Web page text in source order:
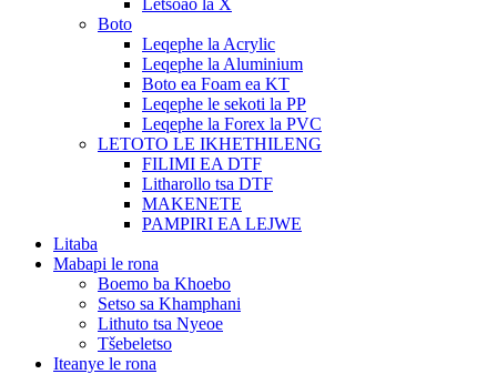
Letšoao la X
Boto
Leqephe la Acrylic
Leqephe la Aluminium
Boto ea Foam ea KT
Leqephe le sekoti la PP
Leqephe la Forex la PVC
LETOTO LE IKHETHILENG
FILIMI EA DTF
Litharollo tsa DTF
MAKENETE
PAMPIRI EA LEJWE
Litaba
Mabapi le rona
Boemo ba Khoebo
Setso sa Khamphani
Lithuto tsa Nyeoe
Tšebeletso
Iteanye le rona